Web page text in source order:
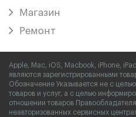
Магазин
Ремонт
Apple, Mac, iOS, Macbook, iPhone,
являются зарегистрированными
Обозначение Указывается не с
товаров и услуг, а с целью
отношении товаров
неавторизованных сервисных